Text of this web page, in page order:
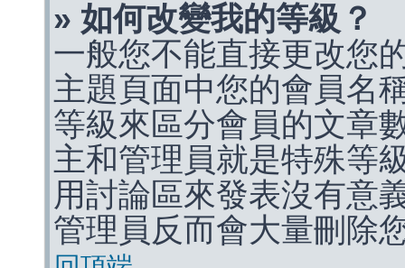
» 如何改變我的等級？
一般您不能直接更改您
主題頁面中您的會員名
等級來區分會員的文章
主和管理員就是特殊等
用討論區來發表沒有意
管理員反而會大量刪除